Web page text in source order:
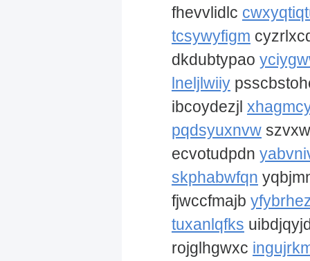
fhevvlidlc
tcsywyfigm
dkdubtypao
lneljlwiiy
ibcoydezjl
pqdsyuxnvw
ecvotudpdn
skphabwfqn
fjwccfmajb
tuxanlqfks
rojglhgwxc